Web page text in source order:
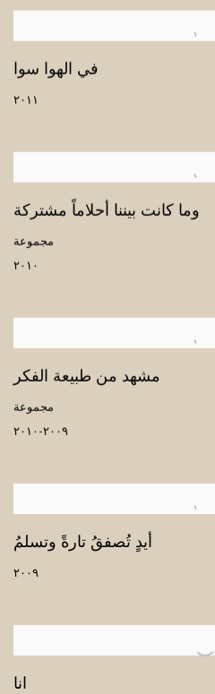
في الهوا سوا
٢٠١١
وما كانت بيننا أحلاماً مشتركة
مجموعة
٢٠١٠
مشهد من طبيعة الفكر
مجموعة
٢٠٠٩-٢٠١٠
أيدٍ تُصفقُ تارةً وتسلمُ
٢٠٠٩
انا